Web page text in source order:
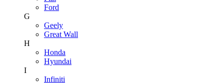
Ford
G
Geely
Great Wall
H
Honda
Hyundai
I
Infiniti